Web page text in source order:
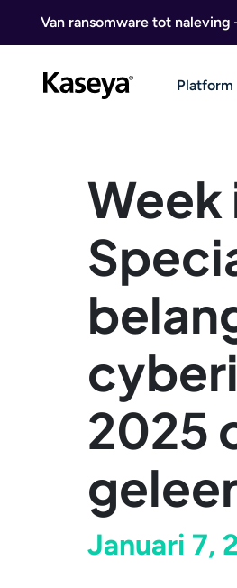
Van ransomware tot
Platform
Week
2025
Januari 7,